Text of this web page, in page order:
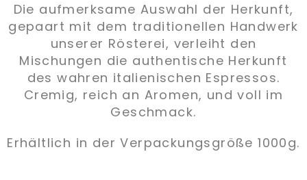
Die aufmerksame Auswahl der Herkunft,
gepaart mit dem traditionellen Handwerk
unserer Rösterei, verleiht den
Mischungen die authentische Herkunft
des wahren italienischen Espressos.
Cremig, reich an Aromen, und voll im
Geschmack.
Erhältlich in der Verpackungsgröße 1000g.